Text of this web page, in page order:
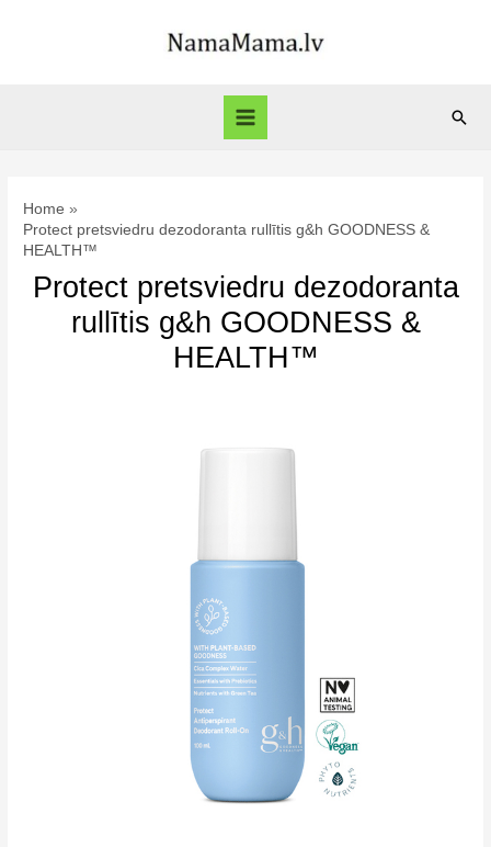
Main
Home
Protect pretsviedru dezodoranta rullītis g&h GOODNESS &
HEALTH™
Protect pretsviedru dezodoranta
rullītis g&h GOODNESS &
HEALTH™